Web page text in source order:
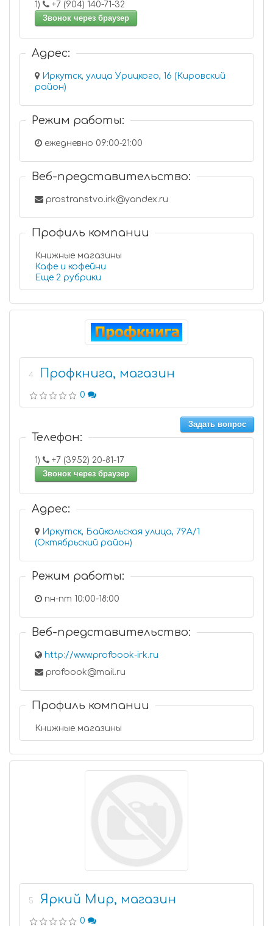
1)
+7 (904) 140-71-32
Звонок через браузер
Адрес:
Иркутск, улица Урицкого, 16 (Кировский
район)
Режим работы:
ежедневно 09:00-21:00
Веб-представительство:
prostranstvo.irk@yandex.ru
Профиль компании
Книжные магазины
Кафе и кофейни
Еще 2 рубрики
4 Профкнига, магазин
0
Задать вопрос
Телефон:
1)
+7 (3952) 20-81-17
Звонок через браузер
Адрес:
Иркутск, Байкальская улица, 79А/1
(Октябрьский район)
Режим работы:
пн-пт 10:00-18:00
Веб-представительство:
http://www.profbook-irk.ru
profbook@mail.ru
Профиль компании
Книжные магазины
5 Яркий Мир, магазин
0